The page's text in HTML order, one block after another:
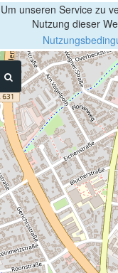
Um unseren Service zu
Nutzung dieser